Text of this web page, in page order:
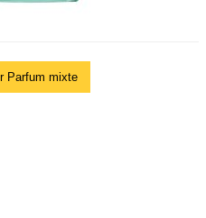
Parfum mixte